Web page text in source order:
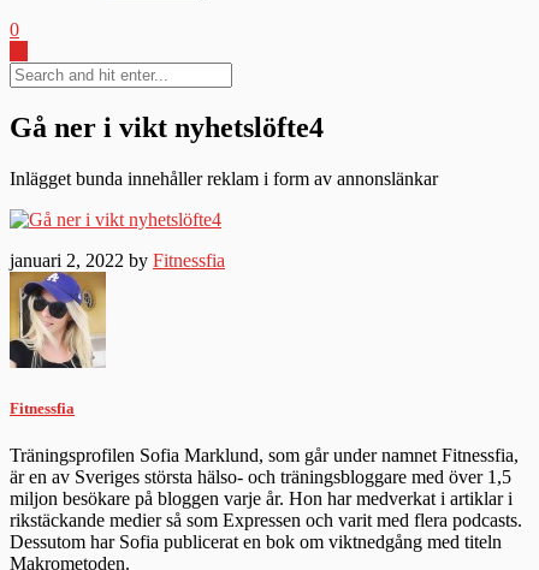
0
Gå ner i vikt nyhetslöfte4
Inlägget bunda innehåller reklam i form av annonslänkar
januari 2, 2022 by Fitnessfia
Fitnessfia
Träningsprofilen Sofia Marklund, som går under namnet Fitnessfia,
är en av Sveriges största hälso- och träningsbloggare med över 1,5
miljon besökare på bloggen varje år. Hon har medverkat i artiklar i
rikstäckande medier så som Expressen och varit med flera podcasts.
Dessutom har Sofia publicerat en bok om viktnedgång med titeln
Makrometoden.